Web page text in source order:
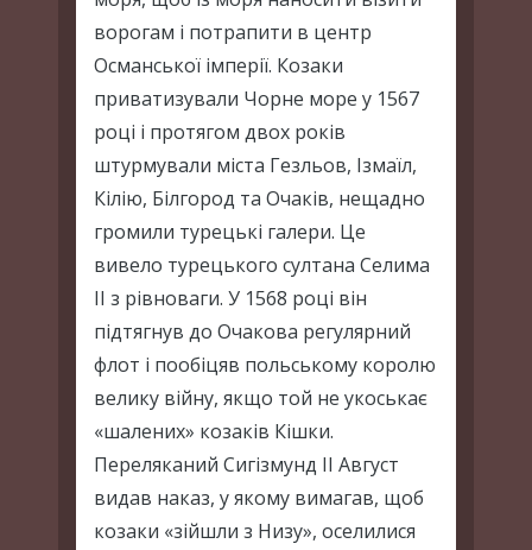
ворогам і потрапити в центр
Османської імперії. Козаки
приватизували Чорне море у 1567
році і протягом двох років
штурмували міста Гезльов, Ізмаїл,
Кілію, Білгород та Очаків, нещадно
громили турецькі галери. Це
вивело турецького султана Селима
ІІ з рівноваги. У 1568 році він
підтягнув до Очакова регулярний
флот і пообіцяв польському королю
велику війну, якщо той не укоськає
«шалених» козаків Кішки.
Переляканий Сигізмунд II Август
видав наказ, у якому вимагав, щоб
козаки «зійшли з Низу», оселилися